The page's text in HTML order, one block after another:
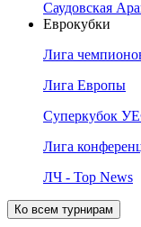
Саудовская
Еврокубки
Лига
Лига Европы
Суперкубок
Лига
ЛЧ - Top News
Ко всем турнирам